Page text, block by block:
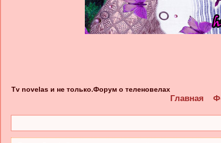
Tv novelas и не только.Форум о теленовелах
Главная